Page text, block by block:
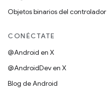
Objetos binarios del controlador
CONÉCTATE
@Android en X
@AndroidDev en X
Blog de Android